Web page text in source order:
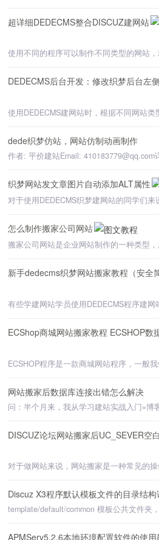
超详细DEDECMS整合DISCUZ建网站
DEDECMS后台开发：修改织梦后台左
dede织梦仿站，网站仿制动画制作
织梦网站发文章图片自动添加ALT属性
怎么制作搬家公司网站
新手dedecms织梦网站搬家教程（安全
ECShop商城网站搬家教程 ECSHOP数
网站搬家后数据库连接出错怎么解决
DISCUZ论坛网站搬家后UC_SEVER空
Discuz X3程序默认模板文件的目录结构
APMServ5.2.6本地环境配置软件的使用